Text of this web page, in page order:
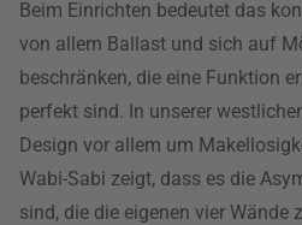
Beim Einrichten bedeutet das
von allem Ballast und sich auf
beschränken, die eine Funktion
perfekt sind. In unserer
Design vor allem um
Wabi-Sabi zeigt, dass es die
sind, die die eigenen vier Wände